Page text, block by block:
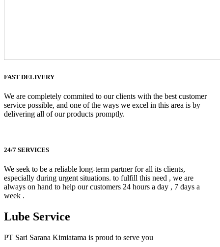
FAST DELIVERY
We are completely commited to our clients with the best customer
service possible, and one of the ways we excel in this area is by
delivering all of our products promptly.
24/7 SERVICES
We seek to be a reliable long-term partner for all its clients,
especially during urgent situations. to fulfill this need , we are
always on hand to help our customers 24 hours a day , 7 days a
week .
Lube Service
PT Sari Sarana Kimiatama is proud to serve you